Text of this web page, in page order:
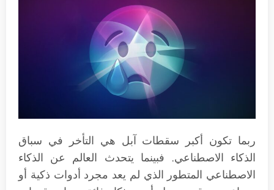
ربما تكون أكبر سقطات آبل هي التأخر في سباق
الذكاء الاصطناعي. فبينما يتحدث العالم عن الذكاء
الاصطناعي المتطور الذي لم يعد مجرد أدوات ذكية أو